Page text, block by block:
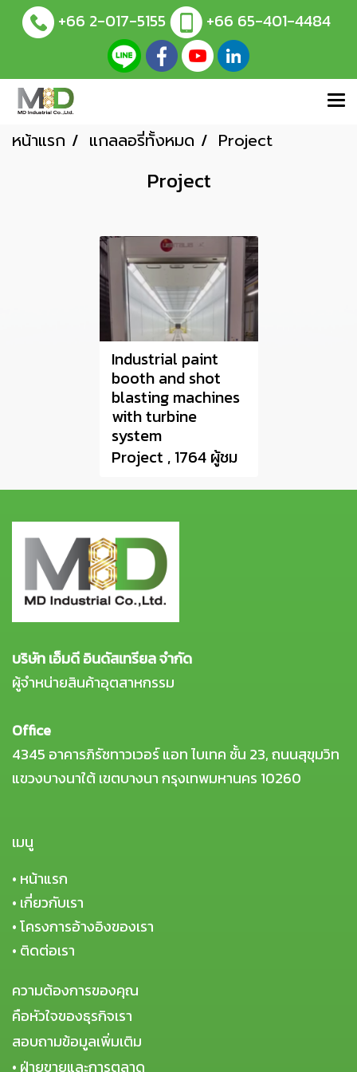
+66 2-017-5155 +66 65-401-4484
หน้าแรก แกลลอรี่ทั้งหมด Project
Project
Industrial paint
booth and shot
blasting machines
with turbine
system
Project , 1764 ผู้ชม
บริษัท เอ็มดี อินดัสเทรียล จำกัด
ผู้จำหน่ายสินค้าอุตสาหกรรม
Office
4345 อาคารภิรัชทาวเวอร์ แอท ไบเทค ชั้น 23, ถนนสุขุมวิท
แขวงบางนาใต้ เขตบางนา กรุงเทพมหานคร 10260
เมนู
• หน้าแรก
• เกี่ยวกับเรา
•โครงการอ้างอิงของเรา
• ติดต่อเรา
ความต้องการของคุณ
คือหัวใจของธุรกิจเรา
สอบถามข้อมูลเพิ่มเติม
• ฝ่ายขายและการตลาด